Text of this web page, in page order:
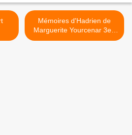
Mémoires d'Hadrien de
Marguerite Yourcenar 3eB
>